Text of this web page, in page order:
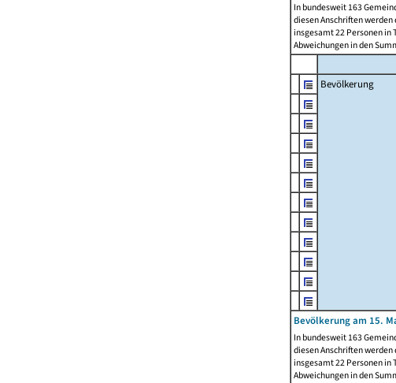
In bundesweit 163
diesen Anschriften
insgesamt 22 Personen in
Abweichungen in den
Bevölkerung
Bevölkerung am 15.
In bundesweit 163
diesen Anschriften
insgesamt 22 Personen in
Abweichungen in den